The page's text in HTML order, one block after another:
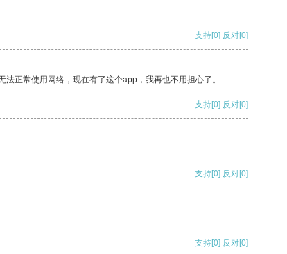
支持[0] 反对[0]
正常使用网络，现在有了这个app，我再也不用担心了。
支持[0] 反对[0]
支持[0] 反对[0]
支持[0] 反对[0]